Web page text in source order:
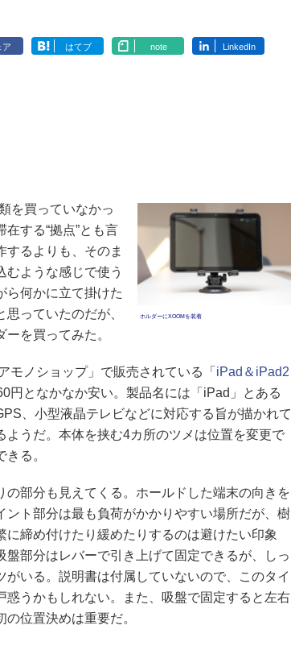
ア はてブ note LinkedIn
ホルダーにXOOMを装着
を買っていなかっ
する“拠点”とも言
するよりも、そのま
むような感じで使う
ら何かに立て掛けた
っていたのだが、
を買ってみた。
ノショップ」で販売されている「 iPad＆iPad2
円となかなか安い。製品名には「iPad」とある
、小型液晶テレビなどに対応する旨が描かれて
ようだ。本体を挟む4カ所のツメは位置を変更で
る。
部分も見えてくる。ホールドした端末の向きを
ント部分は最も負荷がかかりやすい場所だが、樹
締め付けたり緩めたりするのは避けたい印象
部分はレバーで引き上げて固定できるが、しっ
いる。説明書は付属していないので、このタイ
惑うかもしれない。また、吸盤で固定すると左右
位置決めは重要だ。